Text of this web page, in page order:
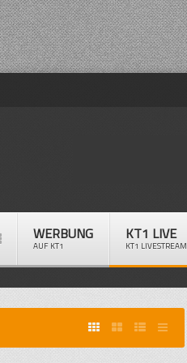
WERBUNG
AUF KT1
KT1 LIVE
KT1 LIVESTREAM